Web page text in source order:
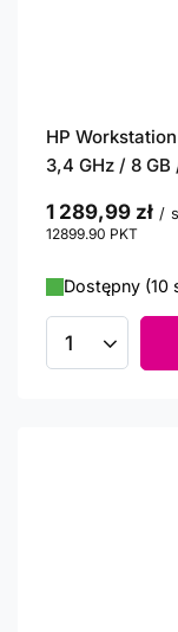
HP
3,4 GHz / 8
1 289,99 zł /
12899.90 PKT
Dostępny (10
Ilość